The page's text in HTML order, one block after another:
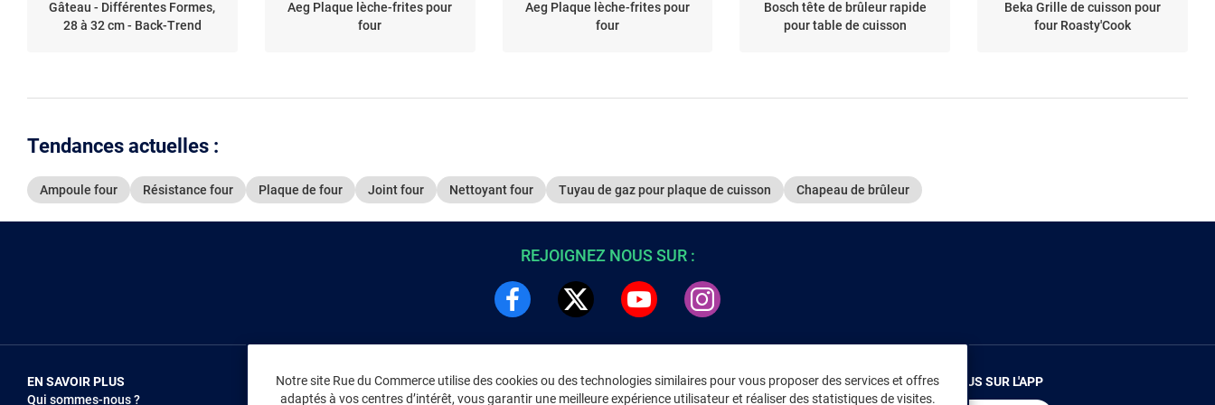
Gâteau - Différentes Formes,
28 à 32 cm - Back-Trend
Aeg Plaque lèche-frites pour
four
Aeg Plaque lèche-frites pour
four
Bosch tête de brûleur rapide
pour table de cuisson
Beka Grille de cuisson pour
four Roasty'Cook
Tendances actuelles :
Ampoule four Résistance four Plaque de four Joint four Nettoyant four Tuyau de gaz pour plaque de cuisson Chapeau de brûleur
Notre site Rue du Commerce utilise des cookies ou des technologies similaires pour vous proposer des services et offres
adaptés à vos centres d’intérêt, vous garantir une meilleure expérience utilisateur et réaliser des statistiques de visites.
REJOIGNEZ NOUS SUR :
EN SAVOIR PLUS
Qui sommes-nous ?
NOUS REJOINDRE
Vendez sur RDC
INFORMATIONS LÉGALES
Environnement
RENDEZ-VOUS SUR L'APP